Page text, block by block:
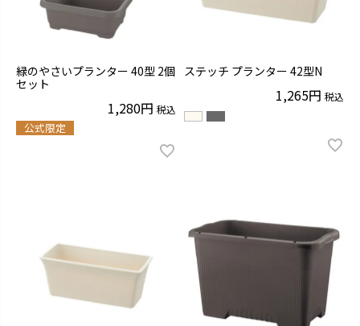
緑のやさいプランター 40型 2個
セット
1,280 税込
公式限定
ステッチ プランター 42型N
1,265 税込